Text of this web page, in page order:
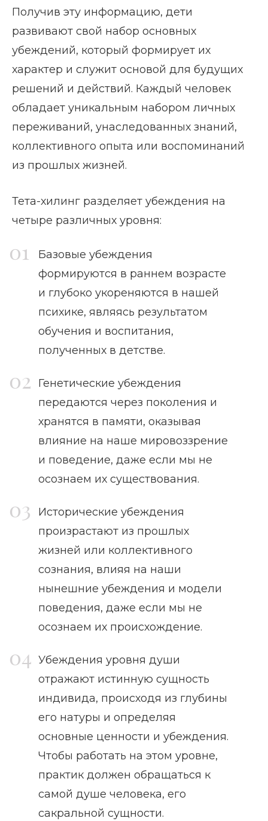
Получив эту информацию, дети
развивают свой набор основных
убеждений, который формирует их
характер и служит основой для будущих
решений и действий. Каждый человек
обладает уникальным набором личных
переживаний, унаследованных знаний,
коллективного опыта или воспоминаний
из прошлых жизней.
Тета-хилинг разделяет убеждения на
четыре различных уровня:
Базовые убеждения
формируются в раннем возрасте
и глубоко укореняются в нашей
психике, являясь результатом
обучения и воспитания,
полученных в детстве.
Генетические убеждения
передаются через поколения и
хранятся в памяти, оказывая
влияние на наше мировоззрение
и поведение, даже если мы не
осознаем их существования.
Исторические убеждения
произрастают из прошлых
жизней или коллективного
сознания, влияя на наши
нынешние убеждения и модели
поведения, даже если мы не
осознаем их происхождение.
Убеждения уровня души
отражают истинную сущность
индивида, происходя из глубины
его натуры и определяя
основные ценности и убеждения.
Чтобы работать на этом уровне,
практик должен обращаться к
самой душе человека, его
сакральной сущности.